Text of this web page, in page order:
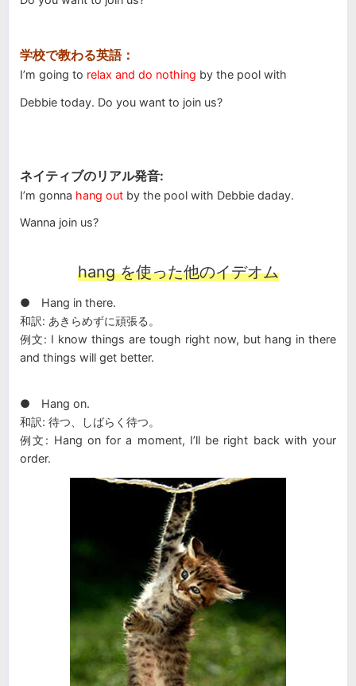
学校で教わる英語：
I’m going to relax and do nothing by the pool with
Debbie today. Do you want to join us?
ネイティブのリアル発音:
I’m gonna hang out by the pool with Debbie daday.
Wanna join us?
hang を使った他のイデオム
● Hang in there.
和訳: あきらめずに頑張る。
例文: I know things are tough right now, but hang in there
and things will get better.
● Hang on.
和訳: 待つ、しばらく待つ。
例文: Hang on for a moment, I’ll be right back with your
order.